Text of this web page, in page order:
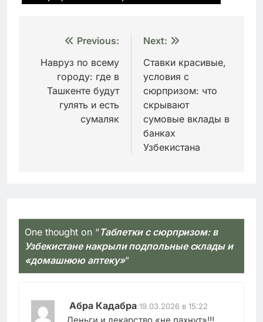
Навигация
по
записям
Previous:
Навруз по всему
городу: где в
Ташкенте будут
гулять и есть
сумаляк
Next:
Ставки красивые,
условия с
сюрпризом: что
скрывают
сумовые вклады в
банках
Узбекистана
One thought on “Таблетки с сюрпризом: в
Узбекистане накрыли подпольные склады и
«домашнюю аптеку»”
Абра Кадабра:19.03.2026 в 15:22